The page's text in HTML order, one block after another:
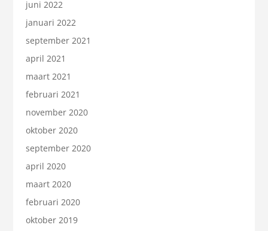
juni 2022
januari 2022
september 2021
april 2021
maart 2021
februari 2021
november 2020
oktober 2020
september 2020
april 2020
maart 2020
februari 2020
oktober 2019